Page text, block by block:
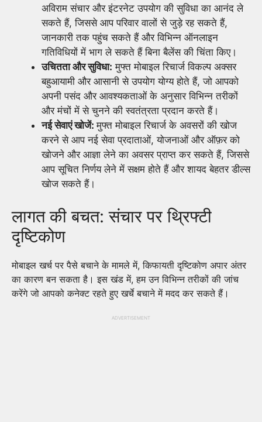
अविराम संचार और इंटरनेट उपयोग की सुविधा का आनंद ले
सकते हैं, जिससे आप परिवार वालों से जुड़े रह सकते हैं,
जानकारी तक पहुंच सकते हैं और विभिन्न ऑनलाइन
गतिविधियों में भाग ले सकते हैं बिना बैलेंस की चिंता किए।
उचितता और सुविधा: मुफ्त मोबाइल रिचार्ज विकल्प अक्सर
बहुआयामी और आसानी से उपयोग योग्य होते हैं, जो आपको
अपनी पसंद और आवश्यकताओं के अनुसार विभिन्न तरीकों
और मंचों में से चुनने की स्वतंत्रता प्रदान करते हैं।
नई सेवाएं खोजें:मुफ्त मोबाइल रिचार्ज के अवसरों की खोज
करने से आप नई सेवा प्रदाताओं, योजनाओं और ऑफ़र को
खोजने और आज्ञा लेने का अवसर प्राप्त कर सकते हैं, जिससे
आप सूचित निर्णय लेने में सक्षम होते हैं और शायद बेहतर डील्स
खोज सकते हैं।
लागत की बचत: संचार पर थ्रिफ्टी
दृष्टिकोण
मोबाइल खर्च पर पैसे बचाने के मामले में, किफायती दृष्टिकोण अपार अंतर
का कारण बन सकता है। इस खंड में, हम उन विभिन्न तरीकों की जांच
करेंगे जो आपको कनेक्ट रहते हुए खर्चे बचाने में मदद कर सकते हैं।
ADVERTISEMENT